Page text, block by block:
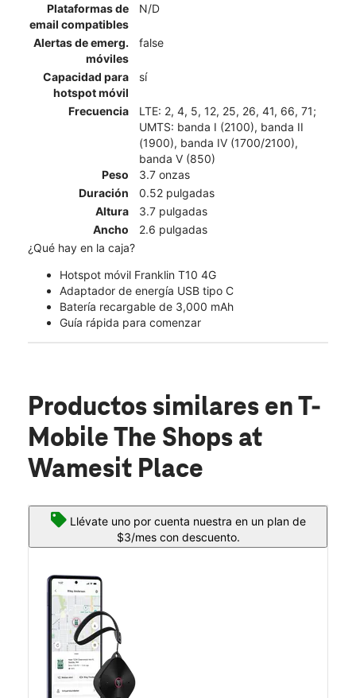
Plataformas de
email compatibles
N/D
Alertas de emerg.
móviles
false
Capacidad para
hotspot móvil
sí
Frecuencia
LTE: 2, 4, 5, 12, 25, 26, 41, 66, 71;
UMTS: banda I (2100), banda II
(1900), banda IV (1700/2100),
banda V (850)
Peso
3.7 onzas
Duración
0.52 pulgadas
Altura
3.7 pulgadas
Ancho
2.6 pulgadas
¿Qué hay en la caja?
Hotspot móvil Franklin T10 4G
Adaptador de energía USB tipo C
Batería recargable de 3,000 mAh
Guía rápida para comenzar
Productos similares en T-
Mobile The Shops at
Wamesit Place
Llévate uno por cuenta nuestra en un plan de
$3/mes con descuento.